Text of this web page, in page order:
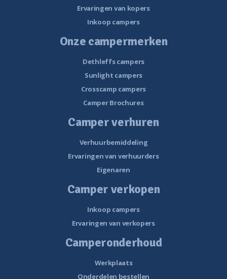
Ervaringen van kopers
Inkoop campers
Onze campermerken
Dethleffs campers
Sunlight campers
Crosscamp campers
Camper Brochures
Camper verhuren
Verhuurbemiddeling
Ervaringen van verhuurders
Eigenaren
Camper verkopen
Inkoop campers
Ervaringen van verkopers
Camperonderhoud
Werkplaats
Onderdelen bestellen